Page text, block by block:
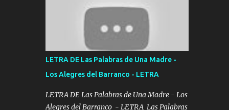
reglas no secuestr0 no r0bar De La C giró la
orden nos comanda el doble P bien firmes
con Alto PRIETO y la camisa es color Verde y
peleam0s la Bandera por todita a la ciudad
con los drones patrullando la Frontera De
blancas ya hace falta mi APA FLACO verde
se le extraña pa que sepan Aquí Pura GENTE
DE LA RANA 🐸 POR CLAVE ES EL CALI 4
LETRA DE Las Palabras de Una Madre -
Los Alegres del Barranco - LETRA
LETRA DE Las Palabras de Una Madre - Los
Alegres del Barranco - LETRA Las Palabras